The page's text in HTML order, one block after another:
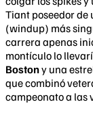
Tiant poseedor de
(windup) más
carrera apenas
montículo lo
Bostony una
que combinó
campeonato a las